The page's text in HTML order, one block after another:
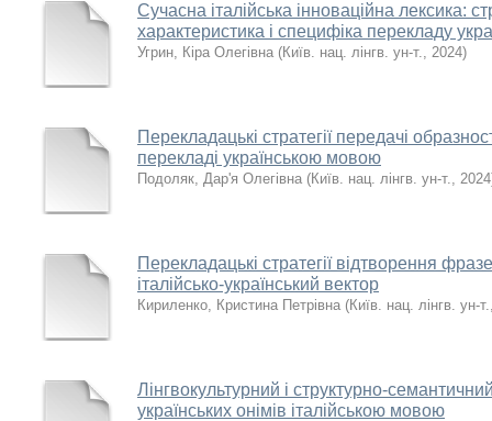
Сучасна італійська інноваційна лексика:
характеристика і специфіка перекладу
Угрин, Кіра Олегівна (Київ. нац. лінгв. ун-т., 2024)
Перекладацькі стратегії передачі
перекладі українською мовою
Подоляк, Дар'я Олегівна (Київ. нац. лінгв. ун-т., 2024
Перекладацькі стратегії відтворення
італійсько-український вектор
Кириленко, Кристина Петрівна (Київ. нац. лінгв. ун-т.
Лінгвокультурний і структурно-
українських онімів італійською мовою